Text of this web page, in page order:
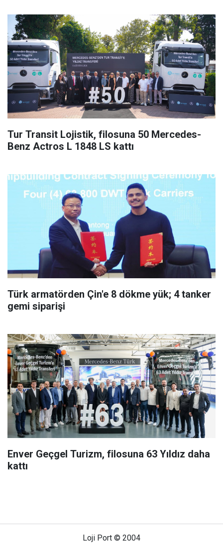
Tur Transit Lojistik, filosuna 50 Mercedes-
Benz Actros L 1848 LS kattı
Türk armatörden Çin'e 8 dökme yük; 4 tanker
gemi siparişi
Enver Geçgel Turizm, filosuna 63 Yıldız daha
kattı
Loji Port © 2004